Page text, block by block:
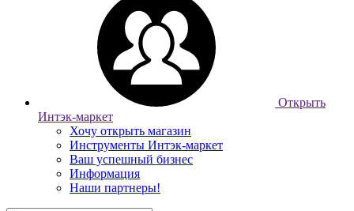
Открыть
Интэк-маркет
Хочу открыть магазин
Инструменты Интэк-маркет
Ваш успешный бизнес
Информация
Наши партнеры!